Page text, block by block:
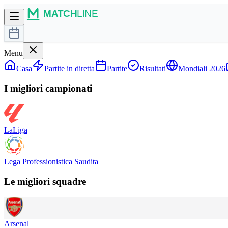
Menu
Casa
Partite in diretta Partite Risultati Mondiali 2026
I migliori campionati
LaLiga
Lega Professionistica Saudita
Le migliori squadre
Arsenal